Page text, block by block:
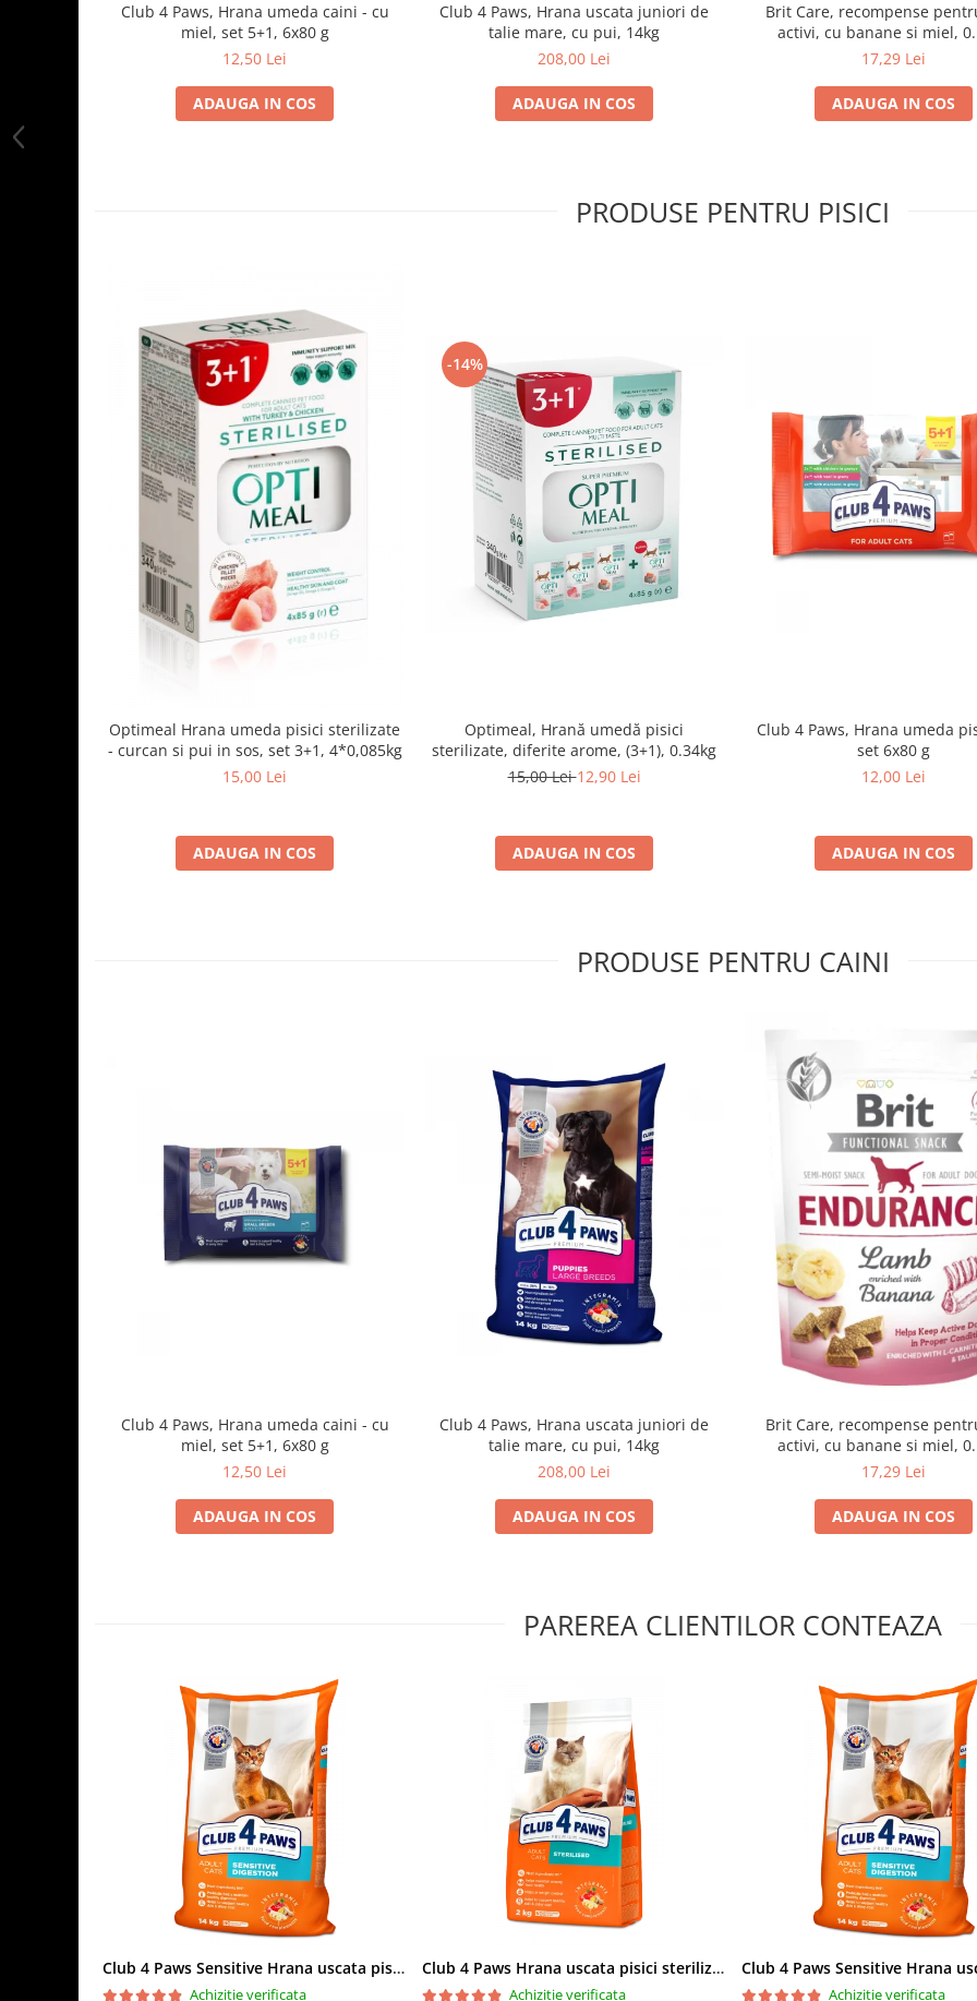
Club 4 Paws, Hrana umeda caini - cu
miel, set 5+1, 6x80 g
12,50 Lei
ADAUGA IN COS
Club 4 Paws, Hrana uscata juniori de
talie mare, cu pui, 14kg
208,00 Lei
ADAUGA IN COS
Brit Care, recompense
activi, cu banane si miel,
17,29 Lei
ADAUGA IN COS
PRODUSE PENTRU PISICI
Optimeal Hrana umeda pisici sterilizate
- curcan si pui in sos, set 3+1, 4*0,085kg
15,00 Lei
ADAUGA IN COS
-14%
Optimeal, Hrană umedă pisici
sterilizate, diferite arome, (3+1), 0.34kg
15,00 Lei12,90 Lei
ADAUGA IN COS
Club 4 Paws, Hrana umeda
set 6x80 g
12,00 Lei
ADAUGA IN COS
PRODUSE PENTRU CAINI
Club 4 Paws, Hrana umeda caini - cu
miel, set 5+1, 6x80 g
12,50 Lei
ADAUGA IN COS
Club 4 Paws, Hrana uscata juniori de
talie mare, cu pui, 14kg
208,00 Lei
ADAUGA IN COS
Brit Care, recompense
activi, cu banane si miel,
17,29 Lei
ADAUGA IN COS
PAREREA CLIENTILOR CONTEAZA
Club 4 Paws Sensitive Hrana uscata pisici adulte, 14kg
Achizitie verificata
Club 4 Paws Hrana uscata pisici sterilizate, 2kg
Achizitie verificata Achizitie verificata